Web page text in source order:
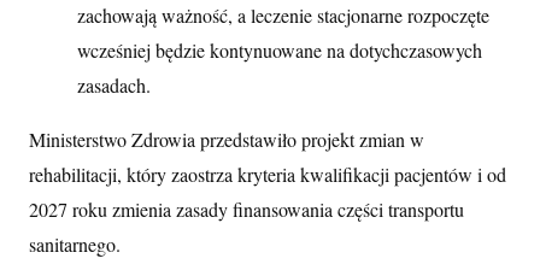
zachowają ważność, a leczenie stacjonarne rozpoczęte
wcześniej będzie kontynuowane na dotychczasowych
zasadach.
Ministerstwo Zdrowia przedstawiło projekt zmian w
rehabilitacji, który zaostrza kryteria kwalifikacji pacjentów i od
2027 roku zmienia zasady finansowania części transportu
sanitarnego.